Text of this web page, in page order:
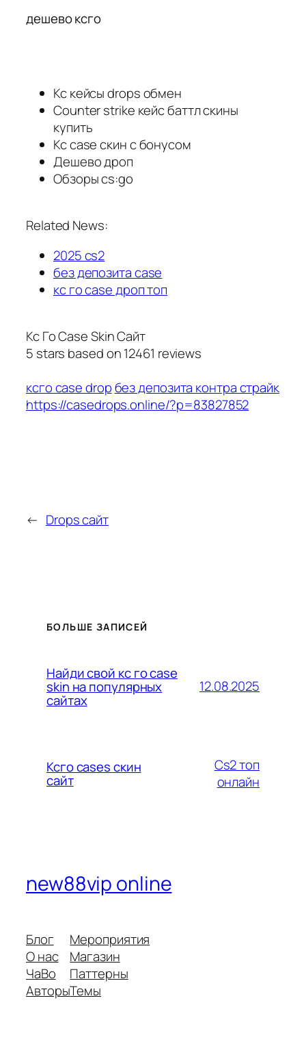
дешево ксго
Кс кейсы drops обмен
Counter strike кейс баттл скины
купить
Кс case скин с бонусом
Дешево дроп
Обзоры cs:go
Related News:
2025 cs2
без депозита case
кс го case дроп топ
Кс Го Case Skin Сайт
5 stars based on12461 reviews
ксго case dropбез депозита контра страйк
https://casedrops.online/?p=83827852
← Drops сайт
БОЛЬШЕ ЗАПИСЕЙ
Найди свой кс го case
skin на популярных
сайтах
12.08.2025
Ксго cases скин
сайт
Cs2 топ
онлайн
new88vip online
Блог
О нас
ЧаВо
Авторы
Мероприятия
Магазин
Паттерны
Темы